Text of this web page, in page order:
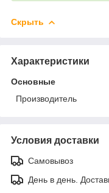
Скрыть
Характеристики
Основные
Производитель
Условия доставки
Самовывоз
День в день.